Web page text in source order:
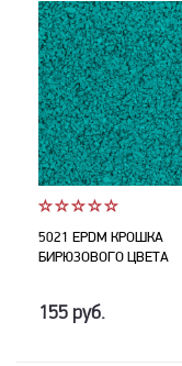
5021 EPDM КРОШКА
БИРЮЗОВОГО ЦВЕТА
155 руб.